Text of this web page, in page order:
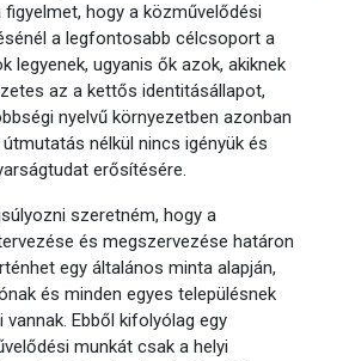
hogy a közművelődési
a legfontosabb célcsoport a
legyenek, ugyanis ők azok, akiknek
az a kettős identitásállapot,
nyelvű környezetben azonban
nélkül nincs igényük és
erősítésére.
szeretném, hogy a
és megszervezése határon
egy általános minta alapján,
és minden egyes településnek
vannak. Ebből kifolyólag egy
munkát csak a helyi